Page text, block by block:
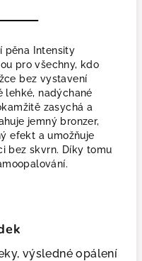
pěna Intensity
pro všechny, kdo
bez vystavení
lehké, nadýchané
zasychá a
jemný bronzer,
efekt a umožňuje
bez skvrn. Díky tomu
výsledné opálení